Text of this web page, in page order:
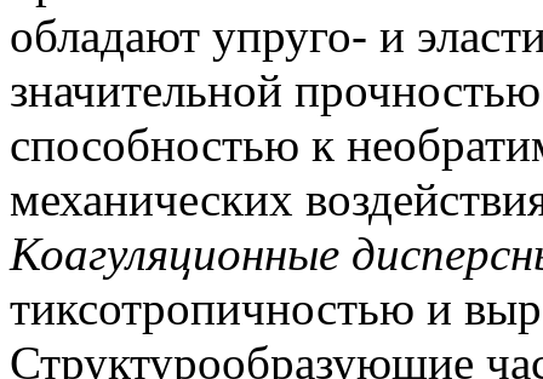
обладают упруго- и
значительной
способностью к
механических
Коагуляционные
тиксотропичностью и
Структурообразующие